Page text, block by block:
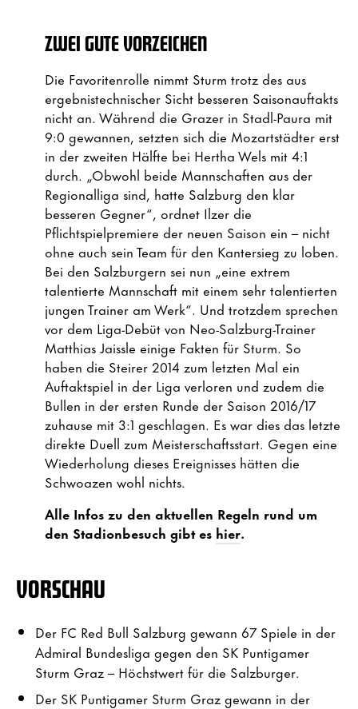
ZWEI GUTE VORZEICHEN
Die Favoritenrolle nimmt Sturm trotz des aus
ergebnistechnischer Sicht besseren Saisonauftakts
nicht an. Während die Grazer in Stadl-Paura mit
9:0 gewannen, setzten sich die Mozartstädter erst
in der zweiten Hälfte bei Hertha Wels mit 4:1
durch. „Obwohl beide Mannschaften aus der
Regionalliga sind, hatte Salzburg den klar
besseren Gegner“, ordnet Ilzer die
Pflichtspielpremiere der neuen Saison ein – nicht
ohne auch sein Team für den Kantersieg zu loben.
Bei den Salzburgern sei nun „eine extrem
talentierte Mannschaft mit einem sehr talentierten
jungen Trainer am Werk“. Und trotzdem sprechen
vor dem Liga-Debüt von Neo-Salzburg-Trainer
Matthias Jaissle einige Fakten für Sturm. So
haben die Steirer 2014 zum letzten Mal ein
Auftaktspiel in der Liga verloren und zudem die
Bullen in der ersten Runde der Saison 2016/17
zuhause mit 3:1 geschlagen. Es war dies das letzte
direkte Duell zum Meisterschaftsstart. Gegen eine
Wiederholung dieses Ereignisses hätten die
Schwoazen wohl nichts.
Alle Infos zu den aktuellen Regeln rund um
den Stadionbesuch gibt es hier.
VORSCHAU
Der FC Red Bull Salzburg gewann 67 Spiele in der
Admiral Bundesliga gegen den SK Puntigamer
Sturm Graz – Höchstwert für die Salzburger.
Der SK Puntigamer Sturm Graz gewann in der